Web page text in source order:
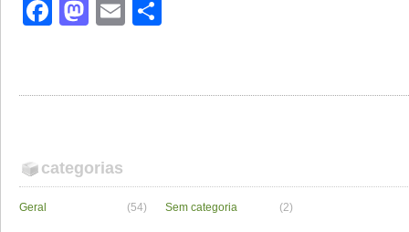
Facebook
Mastodon
Email
categorias
Geral (54) Sem categoria (2)